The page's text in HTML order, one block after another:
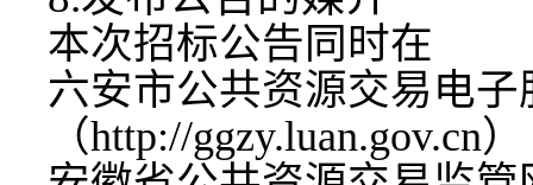
本次招标公告同时在
六安市公共资源交易电子
（http://ggzy.luan.gov.cn）